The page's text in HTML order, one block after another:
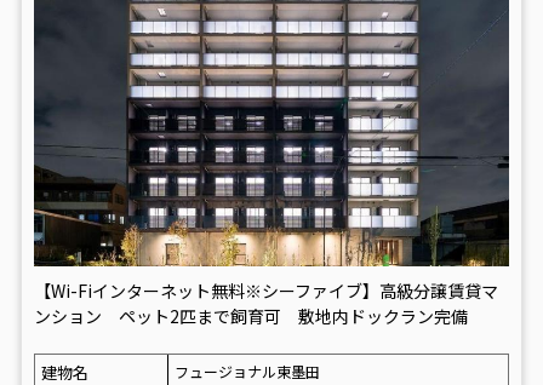
【Wi-Fiインターネット無料※シーファイブ】高級分譲賃貸マ
ンション ペット2匹まで飼育可 敷地内ドックラン完備
建物名 フュージョナル東墨田